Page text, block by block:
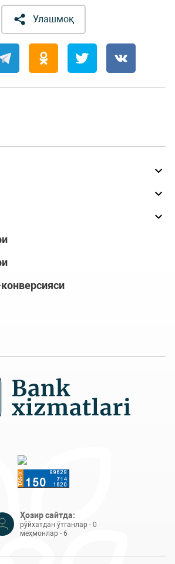
Улашмоқ
Ҳозир сайтда:
рўйхатдан ўтганлар - 0
меҳмонлар - 6